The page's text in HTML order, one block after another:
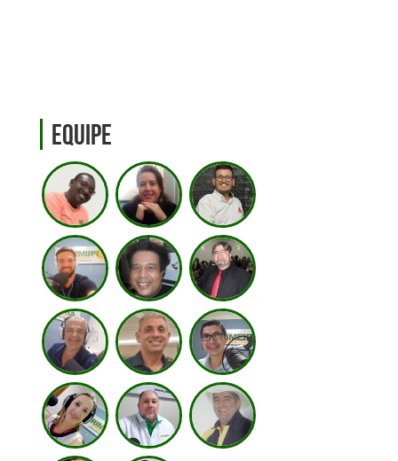
Equipe